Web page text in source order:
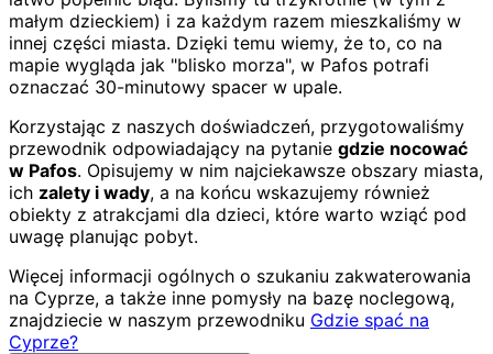
małym dzieckiem) i za każdym razem mieszkaliśmy w
innej części miasta. Dzięki temu wiemy, że to, co na
mapie wygląda jak "blisko morza", w Pafos potrafi
oznaczać 30-minutowy spacer w upale.
Korzystając z naszych doświadczeń, przygotowaliśmy
przewodnik odpowiadający na pytanie gdzie nocować
w Pafos. Opisujemy w nim najciekawsze obszary miasta,
ich zalety i wady, a na końcu wskazujemy również
obiekty z atrakcjami dla dzieci, które warto wziąć pod
uwagę planując pobyt.
Więcej informacji ogólnych o szukaniu zakwaterowania
na Cyprze, a także inne pomysły na bazę noclegową,
znajdziecie w naszym przewodniku Gdzie spać na
Cyprze?